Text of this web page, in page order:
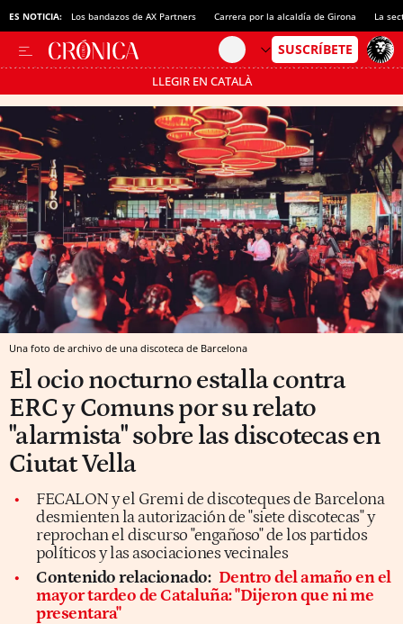
ES NOTICIA: Los bandazos de AX Partners Carrera por la alcaldía de Girona La
LLEGIR EN CATALÀ
Pásate al MODO AHORRO
Una foto de archivo de una discoteca de Barcelona
El ocio nocturno estalla contra
ERC y Comuns por su relato
"alarmista" sobre las discotecas en
Ciutat Vella
FECALON y el Gremi de discoteques de Barcelona
desmienten la autorización de "siete discotecas" y
reprochan el discurso "engañoso" de los partidos
políticos y las asociaciones vecinales
Contenido relacionado: Dentro del amaño en el
mayor tardeo de Cataluña: "Dijeron que ni me
presentara"